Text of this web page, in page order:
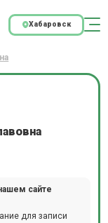
Хабаровск
сайте
для записи